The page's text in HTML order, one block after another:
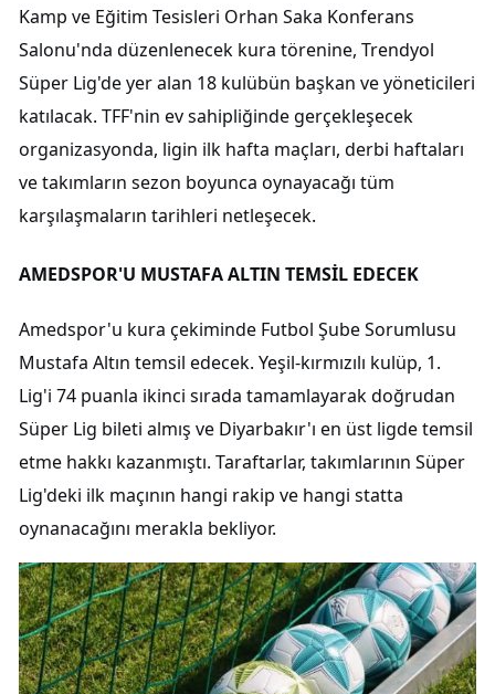
Kamp ve Eğitim Tesisleri Orhan Saka Konferans
Salonu'nda düzenlenecek kura törenine, Trendyol
Süper Lig'de yer alan 18 kulübün başkan ve yöneticileri
katılacak. TFF'nin ev sahipliğinde gerçekleşecek
organizasyonda, ligin ilk hafta maçları, derbi haftaları
ve takımların sezon boyunca oynayacağı tüm
karşılaşmaların tarihleri netleşecek.
AMEDSPOR'U MUSTAFA ALTIN TEMSİL EDECEK
Amedspor'u kura çekiminde Futbol Şube Sorumlusu
Mustafa Altın temsil edecek. Yeşil-kırmızılı kulüp, 1.
Lig'i 74 puanla ikinci sırada tamamlayarak doğrudan
Süper Lig bileti almış ve Diyarbakır'ı en üst ligde temsil
etme hakkı kazanmıştı. Taraftarlar, takımlarının Süper
Lig'deki ilk maçının hangi rakip ve hangi statta
oynanacağını merakla bekliyor.